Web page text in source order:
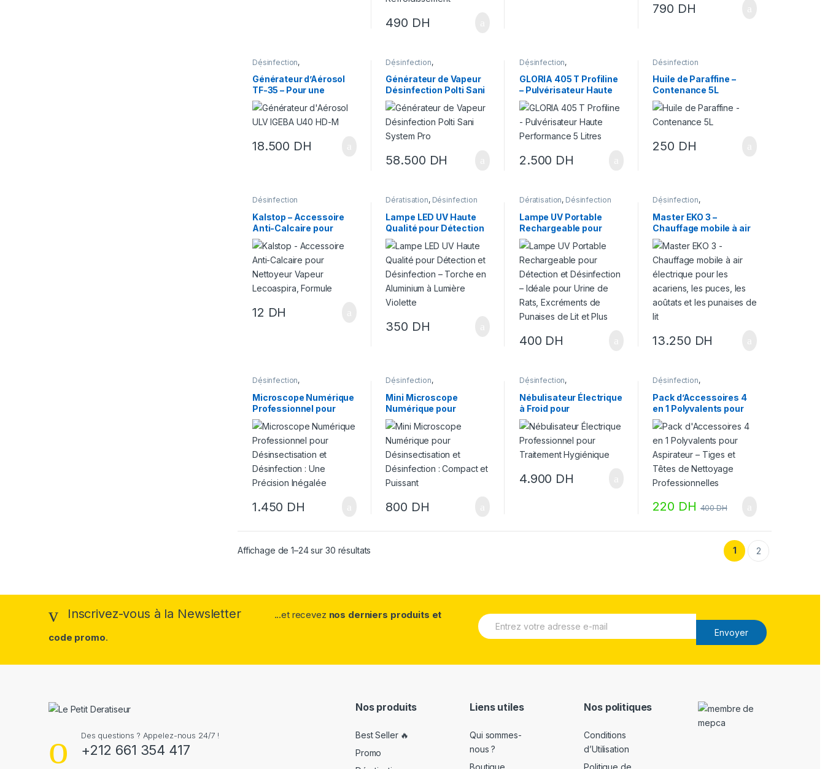
490 DH
790 DH
Désinfection,
Désinsectisation
Générateur d’Aérosol
TF-35 – Pour une
Désinfection et une
Désinsectisation
Efficaces
18.500 DH
Désinfection,
Désinsectisation
Générateur de Vapeur
Désinfection Polti Sani
System Pro
58.500 DH
Désinfection,
Désinsectisation
GLORIA 405 T Profiline
– Pulvérisateur Haute
Performance 5 Litres
2.500 DH
Désinfection
Huile de Paraffine –
Contenance 5L
250 DH
Désinfection
Kalstop – Accessoire
Anti-Calcaire pour
Nettoyeur Vapeur,
Formule Bioécologique
pour une Performance
Optimal
12 DH
Dératisation, Désinfection
Lampe LED UV Haute
Qualité pour Détection
et Désinfection –
Torche en Aluminium à
Lumière Violette
350 DH
Dératisation, Désinfection
Lampe UV Portable
Rechargeable pour
Détection et
Désinfection – Idéale
pour Urine de Rats,
Excréments de
Punaises de Lit et Plus
400 DH
Désinfection,
Désinsectisation
Master EKO 3 –
Chauffage mobile à air
électrique pour les
acariens, les puces, les
aoûtats et les punaises
de lit
13.250 DH
Désinfection,
Désinsectisation
Microscope Numérique
Professionnel pour
Désinsectisation et
Désinfection : Une
Précision Inégalée
1.450 DH
Désinfection,
Désinsectisation
Mini Microscope
Numérique pour
Désinsectisation et
Désinfection : Compact
et Puissant
800 DH
Désinfection,
Désinsectisation
Nébulisateur Électrique
à Froid pour
Désinfection et
Désinsectisation
4.900 DH
Désinfection,
Désinsectisation
Pack d’Accessoires 4
en 1 Polyvalents pour
Aspirateur – Tiges et
Têtes de Nettoyage
Professionnelles
220 DH 400DH
Affichage de 1–24 sur 30 résultats 1 2
Inscrivez-vous à la Newsletter ...et recevez nos derniers produits et
code promo.
E
m
l
Envoyer
Des questions ? Appelez-nous 24/7 !
+212 661 354 417
Nos produits
Best Seller 🔥
Promo
Liens utiles
Qui sommes-
nous ?
Boutique
Nos politiques
Conditions
d’Utilisation
Politique de